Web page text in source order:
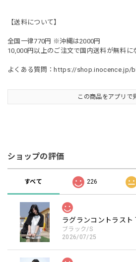
【送料について】
全国一律770円 ※沖縄は2000円
10,000円以上のご注文で国内送料が無料に
よくある質問： https://shop.inocence.jp/
この商品をアプリで
ショップの評価
すべて 226
ブラック/S
2026/07/25